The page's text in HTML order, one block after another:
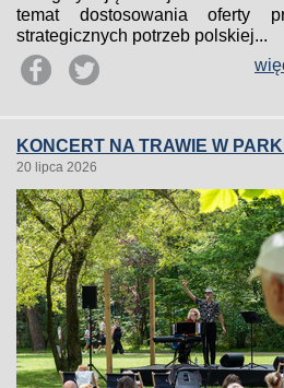
temat dostosowania oferty
strategicznych potrzeb polskiej...
KONCERT NA TRAWIE W
20 lipca 2026